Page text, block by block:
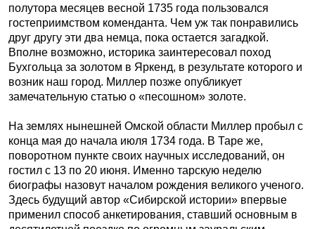
полутора месяцев весной 1735 года пользовался
гостеприимством коменданта. Чем уж так понравились
друг другу эти два немца, пока остается загадкой.
Вполне возможно, историка заинтересовал поход
Бухгольца за золотом в Яркенд, в результате которого и
возник наш город. Миллер позже опубликует
замечательную статью о «песошном» золоте.
На землях нынешней Омской области Миллер пробыл с
конца мая до начала июля 1734 года. В Таре же,
поворотном пункте своих научных исследований, он
гостил с 13 по 20 июня. Именно тарскую неделю
биографы назовут началом рождения великого ученого.
Здесь будущий автор «Сибирской истории» впервые
применил способ анкетирования, ставший основным в